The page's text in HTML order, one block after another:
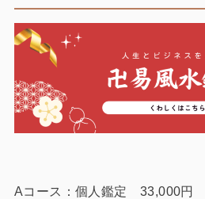
Aコース：個人鑑定 33,000円